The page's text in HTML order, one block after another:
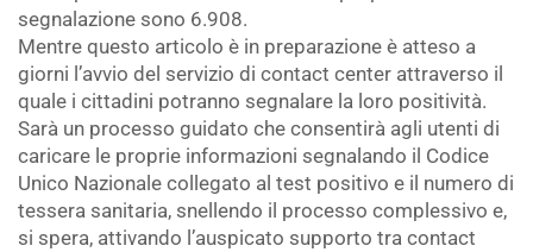
segnalazione sono 6.908.
Mentre questo articolo è in preparazione è atteso a
giorni l’avvio del servizio di contact center attraverso il
quale i cittadini potranno segnalare la loro positività.
Sarà un processo guidato che consentirà agli utenti di
caricare le proprie informazioni segnalando il Codice
Unico Nazionale collegato al test positivo e il numero di
tessera sanitaria, snellendo il processo complessivo e,
si spera, attivando l’auspicato supporto tra contact